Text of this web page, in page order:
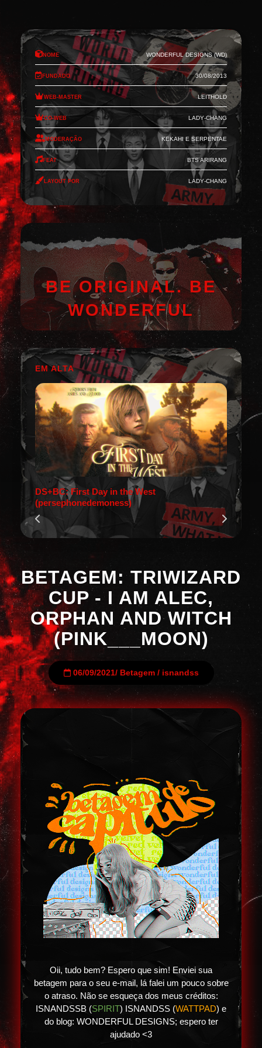
Nome Wonderful Designs (WD)
Fundado 30/08/2013
Web-Master Leithold
Co-Web Lady-Chang
Moderação Kekahi e Serpentae
Feat BTS Arirang
Layout por Lady-Chang
BE ORIGINAL. BE
WONDERFUL
EM ALTA
DS+BC: First Day in the West
(persephonedemoness)
BETAGEM: TRIWIZARD
CUP - I AM ALEC,
ORPHAN AND WITCH
(PINK___MOON)
06/09/2021/ Betagem/ isnandss
Oii, tudo bem? Espero que sim! Enviei sua
betagem para o seu e-mail, lá falei um pouco sobre
o atraso. Não se esqueça dos meus créditos:
ISNANDSSB (SPIRIT) ISNANDSS (WATTPAD) e
do blog: WONDERFUL DESIGNS; espero ter
ajudado <3